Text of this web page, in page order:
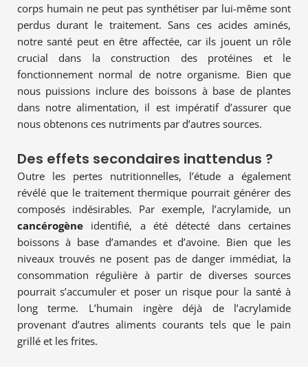
corps humain ne peut pas synthétiser par lui-même sont
perdus durant le traitement. Sans ces acides aminés,
notre santé peut en être affectée, car ils jouent un rôle
crucial dans la construction des protéines et le
fonctionnement normal de notre organisme. Bien que
nous puissions inclure des boissons à base de plantes
dans notre alimentation, il est impératif d’assurer que
nous obtenons ces nutriments par d’autres sources.
Des effets secondaires inattendus ?
Outre les pertes nutritionnelles, l’étude a également
révélé que le traitement thermique pourrait générer des
composés indésirables. Par exemple, l’acrylamide, un
cancérogèneidentifié, a été détecté dans certaines
boissons à base d’amandes et d’avoine. Bien que les
niveaux trouvés ne posent pas de danger immédiat, la
consommation régulière à partir de diverses sources
pourrait s’accumuler et poser un risque pour la santé à
long terme. L’humain ingère déjà de l’acrylamide
provenant d’autres aliments courants tels que le pain
grillé et les frites.